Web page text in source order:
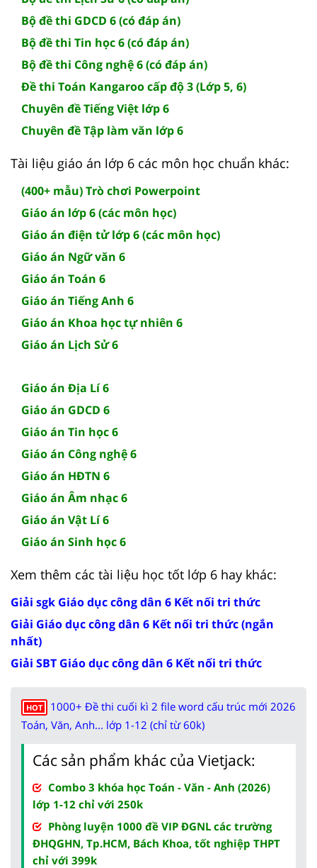
Bộ đề thi GDCD 6 (có đáp án)
Bộ đề thi Tin học 6 (có đáp án)
Bộ đề thi Công nghệ 6 (có đáp án)
Đề thi Toán Kangaroo cấp độ 3 (Lớp 5, 6)
Chuyên đề Tiếng Việt lớp 6
Chuyên đề Tập làm văn lớp 6
Tài liệu giáo án lớp 6 các môn học chuẩn khác:
(400+ mẫu) Trò chơi Powerpoint
Giáo án lớp 6 (các môn học)
Giáo án điện tử lớp 6 (các môn học)
Giáo án Ngữ văn 6
Giáo án Toán 6
Giáo án Tiếng Anh 6
Giáo án Khoa học tự nhiên 6
Giáo án Lịch Sử 6
Giáo án Địa Lí 6
Giáo án GDCD 6
Giáo án Tin học 6
Giáo án Công nghệ 6
Giáo án HĐTN 6
Giáo án Âm nhạc 6
Giáo án Vật Lí 6
Giáo án Sinh học 6
Xem thêm các tài liệu học tốt lớp 6 hay khác:
Giải sgk Giáo dục công dân 6 Kết nối tri thức
Giải Giáo dục công dân 6 Kết nối tri thức (ngắn
nhất)
Giải SBT Giáo dục công dân 6 Kết nối tri thức
HOT
1000+ Đề thi cuối kì 2 file word cấu trúc mới 2026
Toán, Văn, Anh... lớp 1-12 (chỉ từ 60k)
Các sản phẩm khác của Vietjack:
Combo 3 khóa học Toán - Văn - Anh (2026)
lớp 1-12 chỉ với 250k
Phòng luyện 1000 đề VIP ĐGNL các trường
ĐHQGHN, Tp.HCM, Bách Khoa, tốt nghiệp THPT
chỉ với 399k